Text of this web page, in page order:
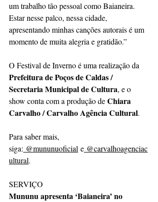
um trabalho tão pessoal como Baianeira.
Estar nesse palco, nessa cidade,
apresentando minhas canções autorais é um
momento de muita alegria e gratidão.”
O Festival de Inverno é uma realização da
Prefeitura de Poços de Caldas /
Secretaria Municipal de Cultura, e o
show conta com a produção de Chiara
Carvalho / Carvalho Agência Cultural.
Para saber mais,
siga: @mununuoficial e @carvalhoagenciac
ultural.
SERVIÇO
Mununu apresenta ‘Baianeira’ no